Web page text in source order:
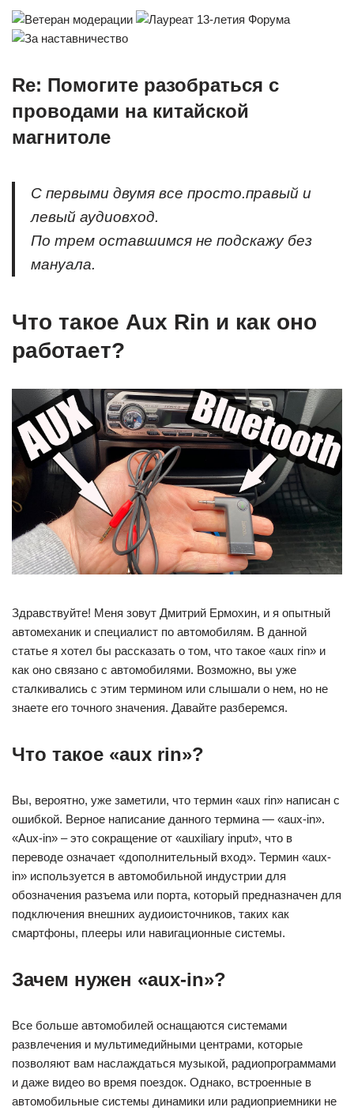
Re: Помогите разобраться с
проводами на китайской
магнитоле
С первыми двумя все просто.правый и
левый аудиовход.
По трем оставшимся не подскажу без
мануала.
Что такое Aux Rin и как оно
работает?
Здравствуйте! Меня зовут Дмитрий Ермохин, и я опытный
автомеханик и специалист по автомобилям. В данной
статье я хотел бы рассказать о том, что такое «aux rin» и
как оно связано с автомобилями. Возможно, вы уже
сталкивались с этим термином или слышали о нем, но не
знаете его точного значения. Давайте разберемся.
Что такое «aux rin»?
Вы, вероятно, уже заметили, что термин «aux rin» написан с
ошибкой. Верное написание данного термина — «aux-in».
«Aux-in» – это сокращение от «auxiliary input», что в
переводе означает «дополнительный вход». Термин «aux-
in» используется в автомобильной индустрии для
обозначения разъема или порта, который предназначен для
подключения внешних аудиоисточников, таких как
смартфоны, плееры или навигационные системы.
Зачем нужен «aux-in»?
Все больше автомобилей оснащаются системами
развлечения и мультимедийными центрами, которые
позволяют вам наслаждаться музыкой, радиопрограммами
и даже видео во время поездок. Однако, встроенные в
автомобильные системы динамики или радиоприемники не